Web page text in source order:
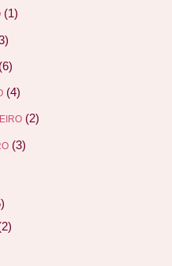
(1)
(6)
(4)
(2)
(3)